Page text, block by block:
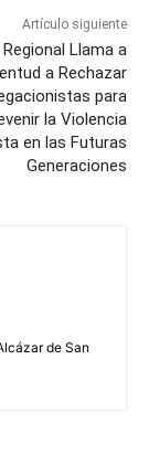
Artículo siguiente
Llama a
a Rechazar
para
la Violencia
en las Futuras
Generaciones
de San